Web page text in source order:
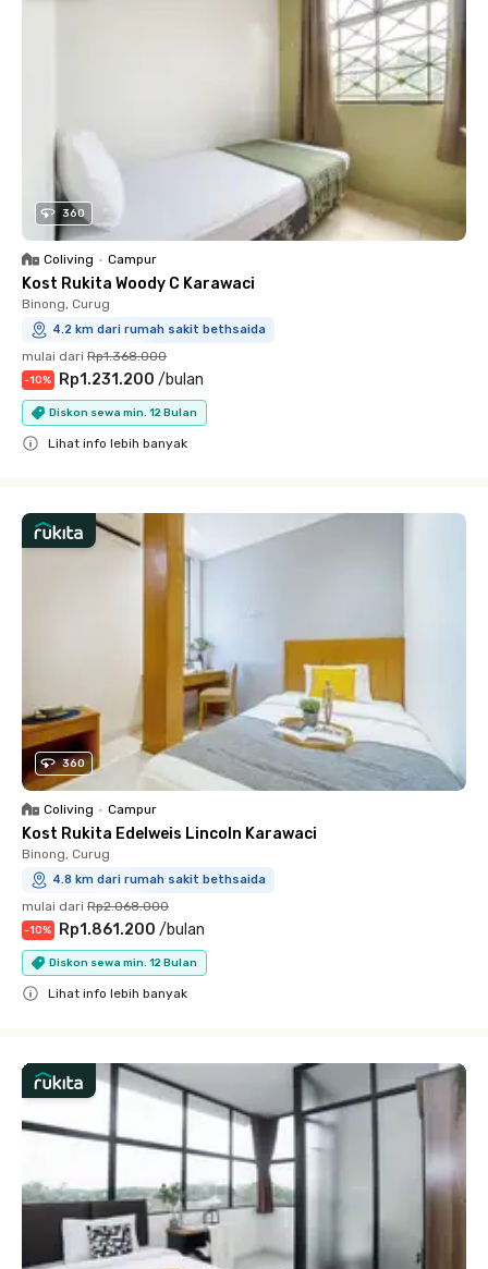
360
Coliving • Campur
Kost Rukita Woody C Karawaci
Binong, Curug
4.2 km dari rumah sakit bethsaida
mulai dari Rp1.368.000
-10% Rp1.231.200 /bulan
Diskon sewa min. 12 Bulan
Lihat info lebih banyak
360
Coliving • Campur
Kost Rukita Edelweis Lincoln Karawaci
Binong, Curug
4.8 km dari rumah sakit bethsaida
mulai dari Rp2.068.000
-10% Rp1.861.200 /bulan
Diskon sewa min. 12 Bulan
Lihat info lebih banyak